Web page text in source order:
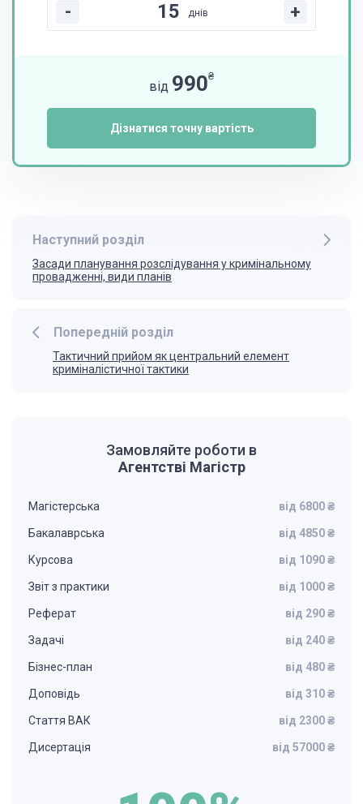
- днів +
від 990₴
Дізнатися точну вартість
Попередній розділ
Тактичний прийом як центральний елемент
криміналістичної тактики
Наступний розділ
Засади планування розслідування у кримінальному
провадженні, види планів
Замовляйте роботи в
Агентстві Магістр
Магістерська від 6800 ₴
Бакалаврська від 4850 ₴
Курсова від 1090 ₴
Звіт з практики від 1000 ₴
Реферат від 290 ₴
Задачі від 240 ₴
Бізнес-план від 480 ₴
Доповідь від 310 ₴
Стаття ВАК від 2300 ₴
Дисертація від 57000 ₴